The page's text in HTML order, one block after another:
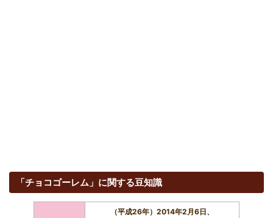
「チョコゴーレム」に関する豆知識
（平成26年）2014年2月6日、